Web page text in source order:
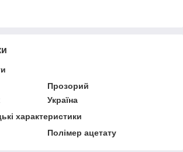
Прозорий
Україна
характеристики
Полімер ацетату